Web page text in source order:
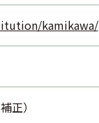
kamikawa/
正）